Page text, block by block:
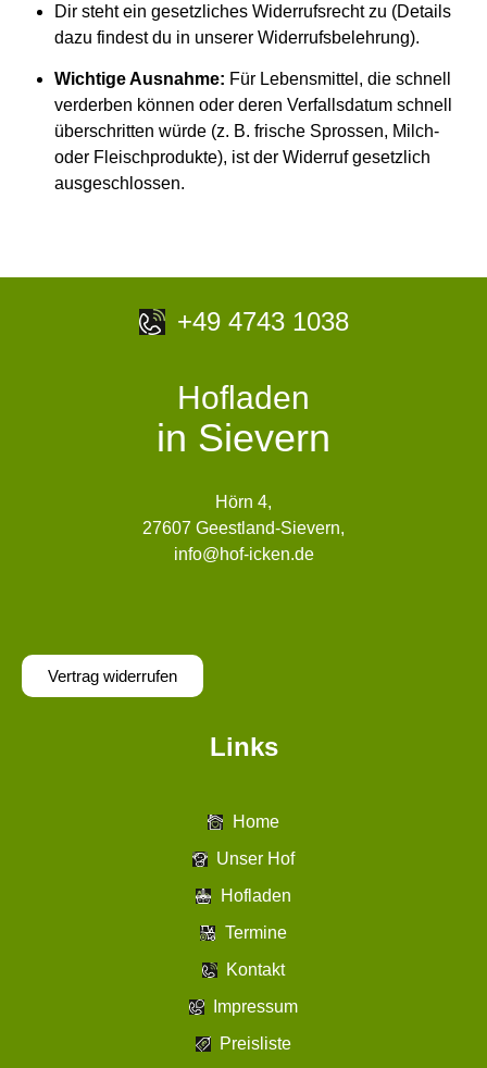
Dir steht ein gesetzliches Widerrufsrecht zu (Details
dazu findest du in unserer Widerrufsbelehrung).
Wichtige Ausnahme: Für Lebensmittel, die schnell
verderben können oder deren Verfallsdatum schnell
überschritten würde (z. B. frische Sprossen, Milch-
oder Fleischprodukte), ist der Widerruf gesetzlich
ausgeschlossen.
+49 4743 1038
Hofladen
in Sievern
Hörn 4,
27607 Geestland-Sievern,
info@hof-icken.de
Vertrag widerrufen
Links
Home
Unser Hof
Hofladen
Termine
Kontakt
Impressum
Preisliste